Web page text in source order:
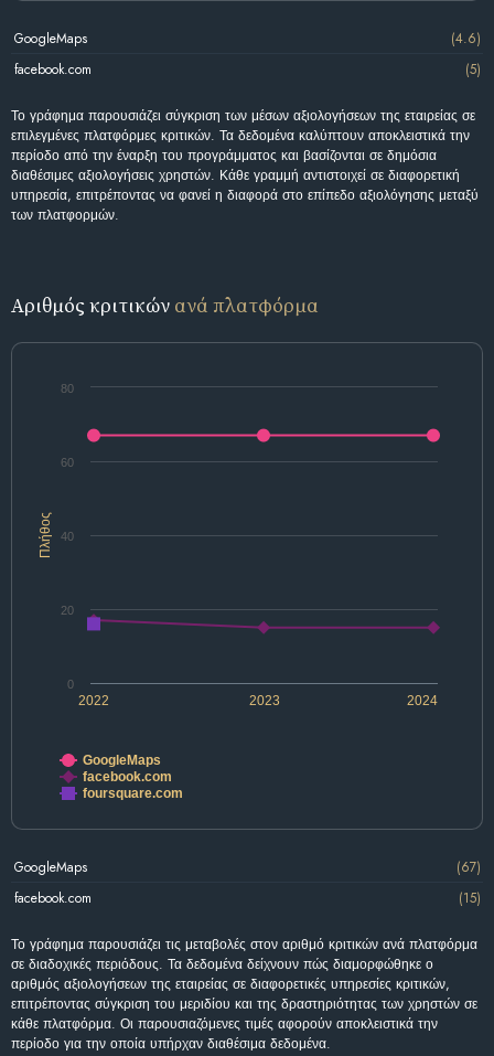
GoogleMaps
(4.6)
facebook.com
(5)
Το γράφημα παρουσιάζει σύγκριση των μέσων αξιολογήσεων της εταιρείας σε
επιλεγμένες πλατφόρμες κριτικών. Τα δεδομένα καλύπτουν αποκλειστικά την
περίοδο από την έναρξη του προγράμματος και βασίζονται σε δημόσια
διαθέσιμες αξιολογήσεις χρηστών. Κάθε γραμμή αντιστοιχεί σε διαφορετική
υπηρεσία, επιτρέποντας να φανεί η διαφορά στο επίπεδο αξιολόγησης μεταξύ
των πλατφορμών.
Αριθμός κριτικών ανά πλατφόρμα
Πλήθος
2022 2023 2024
20
40
60
0
80
GoogleMaps
facebook.com
foursquare.com
GoogleMaps
(67)
facebook.com
(15)
Το γράφημα παρουσιάζει τις μεταβολές στον αριθμό κριτικών ανά πλατφόρμα
σε διαδοχικές περιόδους. Τα δεδομένα δείχνουν πώς διαμορφώθηκε ο
αριθμός αξιολογήσεων της εταιρείας σε διαφορετικές υπηρεσίες κριτικών,
επιτρέποντας σύγκριση του μεριδίου και της δραστηριότητας των χρηστών σε
κάθε πλατφόρμα. Οι παρουσιαζόμενες τιμές αφορούν αποκλειστικά την
περίοδο για την οποία υπήρχαν διαθέσιμα δεδομένα.